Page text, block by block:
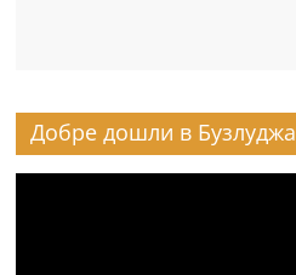
Добре дошли в Бузлуджа